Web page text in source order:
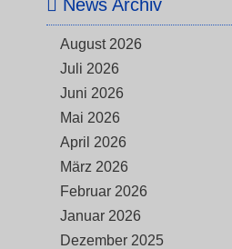
News Archiv
August 2026
Juli 2026
Juni 2026
Mai 2026
April 2026
März 2026
Februar 2026
Januar 2026
Dezember 2025